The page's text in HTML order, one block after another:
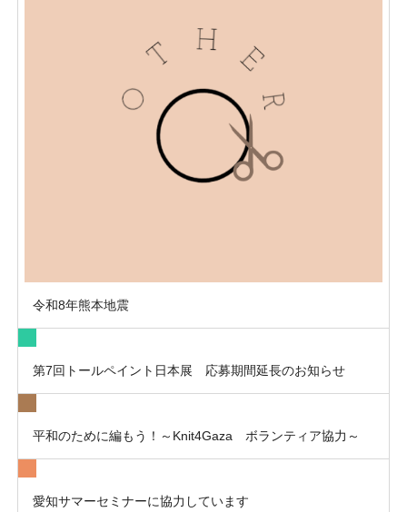
令和8年熊本地震
第7回トールペイント日本展 応募期間延長のお知らせ
平和のために編もう！～Knit4Gaza ボランティア協力～
愛知サマーセミナーに協力しています